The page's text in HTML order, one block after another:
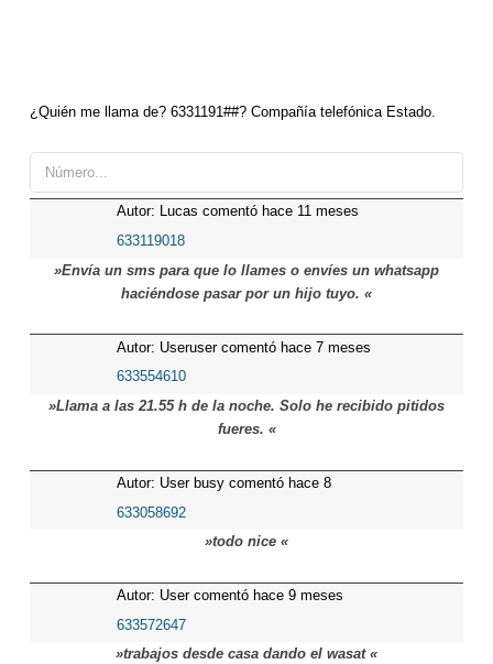
¿Quién me llama de? 6331191##? Compañía telefónica Estado.
Autor: Lucas comentó hace 11 meses
633119018
»Envía un sms para que lo llames o envíes un whatsapp
haciéndose pasar por un hijo tuyo. «
Autor: Useruser comentó hace 7 meses
633554610
»Llama a las 21.55 h de la noche. Solo he recibido pitidos
fueres. «
Autor: User busy comentó hace 8
meses
633058692
»todo nice «
Autor: User comentó hace 9 meses
633572647
»trabajos desde casa dando el wasat «